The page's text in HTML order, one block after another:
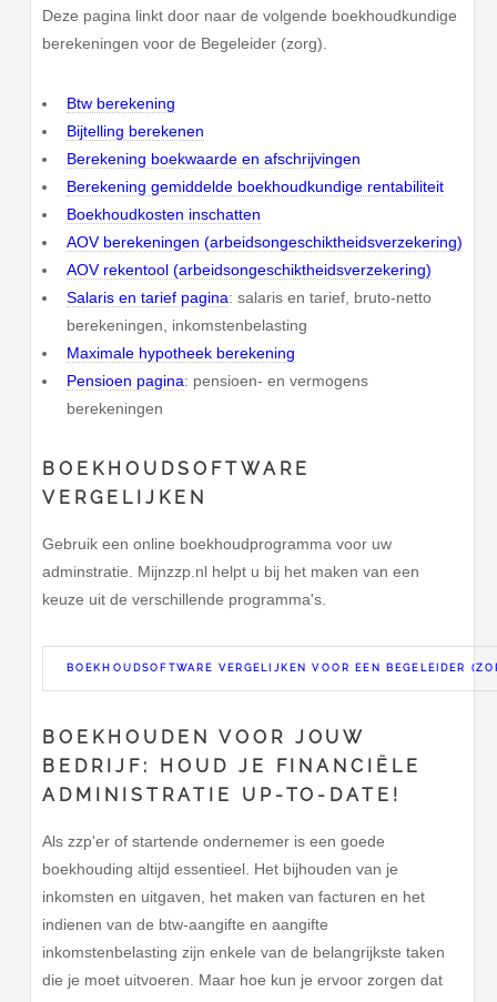
Deze pagina linkt door naar de volgende boekhoudkundige
berekeningen voor de Begeleider (zorg).
Btw berekening
Bijtelling berekenen
Berekening boekwaarde en afschrijvingen
Berekening gemiddelde boekhoudkundige rentabiliteit
Boekhoudkosten inschatten
AOV berekeningen (arbeidsongeschiktheidsverzekering)
AOV rekentool (arbeidsongeschiktheidsverzekering)
Salaris en tarief pagina: salaris en tarief, bruto-netto
berekeningen, inkomstenbelasting
Maximale hypotheek berekening
Pensioen pagina: pensioen- en vermogens
berekeningen
BOEKHOUDSOFTWARE
VERGELIJKEN
Gebruik een online boekhoudprogramma voor uw
adminstratie. Mijnzzp.nl helpt u bij het maken van een
keuze uit de verschillende programma's.
BOEKHOUDSOFTWARE VERGELIJKEN VOOR EEN BEGELEIDER
BOEKHOUDEN VOOR JOUW
BEDRIJF: HOUD JE FINANCIËLE
ADMINISTRATIE UP-TO-DATE!
Als zzp'er of startende ondernemer is een goede
boekhouding altijd essentieel. Het bijhouden van je
inkomsten en uitgaven, het maken van facturen en het
indienen van de btw-aangifte en aangifte
inkomstenbelasting zijn enkele van de belangrijkste taken
die je moet uitvoeren. Maar hoe kun je ervoor zorgen dat